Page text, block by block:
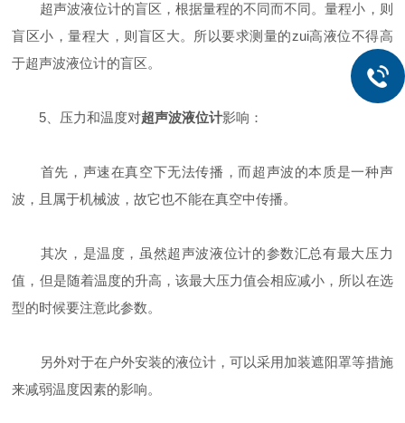
超声波液位计的盲区，根据量程的不同而不同。量程小，则
盲区小，量程大，则盲区大。所以要求测量的zui高液位不得高
于超声波液位计的盲区。
5、压力和温度对超声波液位计影响：
首先，声速在真空下无法传播，而超声波的本质是一种声
波，且属于机械波，故它也不能在真空中传播。
其次，是温度，虽然超声波液位计的参数汇总有最大压力
值，但是随着温度的升高，该最大压力值会相应减小，所以在选
型的时候要注意此参数。
另外对于在户外安装的液位计，可以采用加装遮阳罩等措施
来减弱温度因素的影响。